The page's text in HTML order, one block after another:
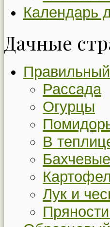
Календарь
Дачные
Рассада
Огурцы
В
Бахчевые
Лук и